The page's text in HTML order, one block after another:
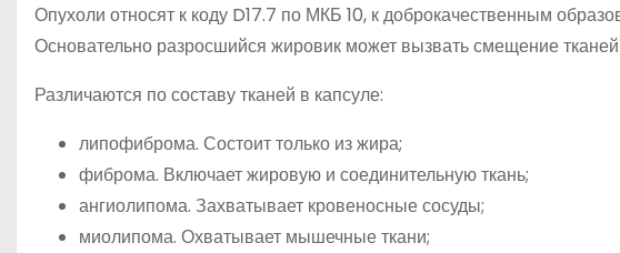
Опухоли относят к коду D17.7 по МКБ 10, к доброкачественным
Основательно разросшийся жировик может вызвать смещение
Различаются по составу тканей в капсуле:
липофиброма. Состоит только из жира;
фиброма. Включает жировую и соединительную ткань;
ангиолипома. Захватывает кровеносные сосуды;
миолипома. Охватывает мышечные ткани;